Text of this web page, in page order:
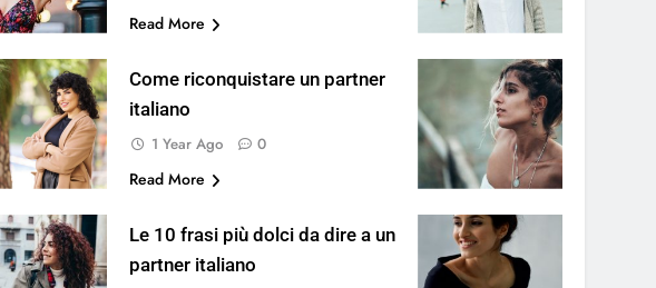
Read More
Come riconquistare un partner
italiano
1 Year Ago
0
Read More
Le 10 frasi più dolci da dire a un
partner italiano